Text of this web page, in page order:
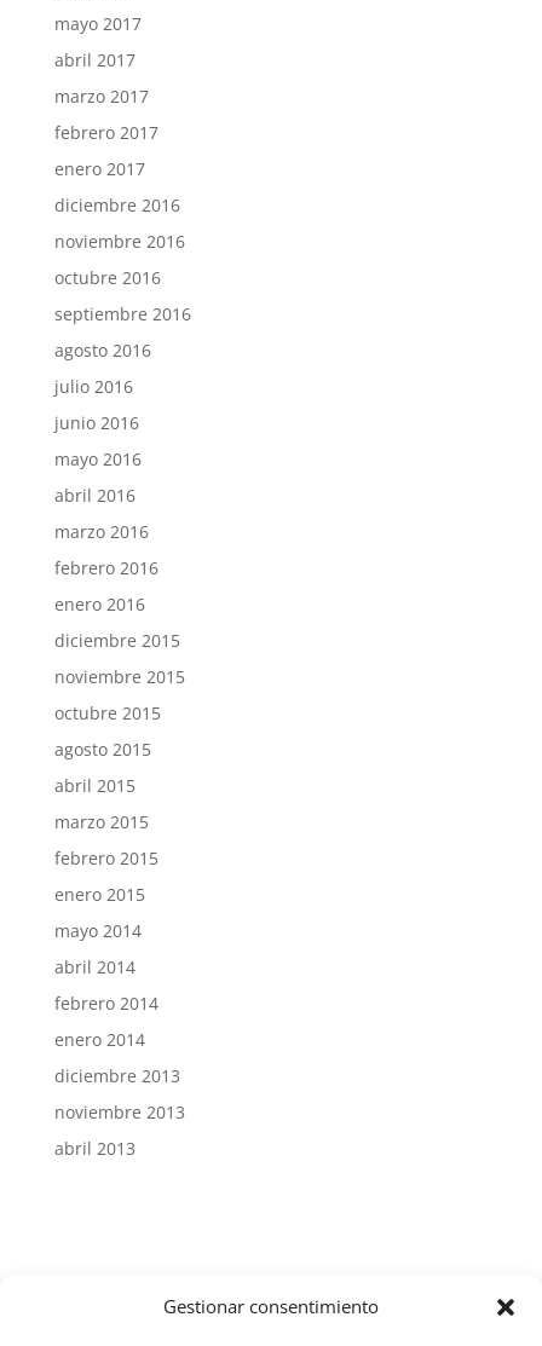
Gestionar consentimiento
mayo 2017
abril 2017
marzo 2017
febrero 2017
enero 2017
diciembre 2016
noviembre 2016
octubre 2016
septiembre 2016
agosto 2016
julio 2016
junio 2016
mayo 2016
abril 2016
marzo 2016
febrero 2016
enero 2016
diciembre 2015
noviembre 2015
octubre 2015
agosto 2015
abril 2015
marzo 2015
febrero 2015
enero 2015
mayo 2014
abril 2014
febrero 2014
enero 2014
diciembre 2013
noviembre 2013
abril 2013